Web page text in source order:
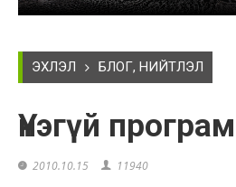
ЭХЛЭЛ БЛОГ, НИЙТЛЭЛ
Үнэгүй
2010.10.15 11940